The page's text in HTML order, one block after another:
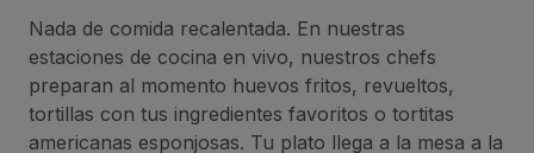
Nada de comida recalentada. En nuestras
estaciones de cocina en vivo, nuestros chefs
preparan al momento huevos fritos, revueltos,
tortillas con tus ingredientes favoritos o tortitas
americanas esponjosas. Tu plato llega a la mesa a la